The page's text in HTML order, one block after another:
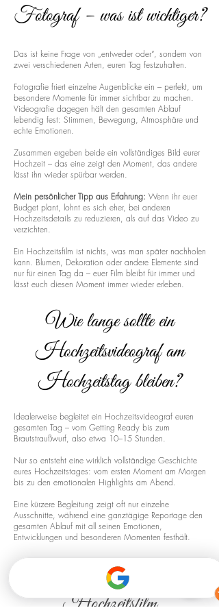
Fotograf – was ist wichtiger?
Das ist keine Frage von „entweder oder“, sondern von
zwei verschiedenen Arten, euren Tag festzuhalten.
Fotografie friert einzelne Augenblicke ein – perfekt, um
besondere Momente für immer sichtbar zu machen.
Videografie dagegen hält den gesamten Ablauf
lebendig fest: Stimmen, Bewegung, Atmosphäre und
echte Emotionen.
Zusammen ergeben beide ein vollständiges Bild eurer
Hochzeit – das eine zeigt den Moment, das andere
lässt ihn wieder spürbar werden.
Mein persönlicher Tipp aus Erfahrung: Wenn ihr euer
Budget plant, lohnt es sich eher, bei anderen
Hochzeitsdetails zu reduzieren, als auf das Video zu
verzichten.
Ein Hochzeitsfilm ist nichts, was man später nachholen
kann. Blumen, Dekoration oder andere Elemente sind
nur für einen Tag da – euer Film bleibt für immer und
lässt euch diesen Moment immer wieder erleben.
Wie lange sollte ein
Hochzeitsvideograf am
Hochzeitstag bleiben?
Idealerweise begleitet ein Hochzeitsvideograf euren
gesamten Tag – vom Getting Ready bis zum
Brautstraußwurf, also etwa 10–15 Stunden.
Nur so entsteht eine wirklich vollständige Geschichte
eures Hochzeitstages: vom ersten Moment am Morgen
bis zu den emotionalen Highlights am Abend.
Eine kürzere Begleitung zeigt oft nur einzelne
Ausschnitte, während eine ganztägige Reportage den
gesamten Ablauf mit all seinen Emotionen,
Entwicklungen und besonderen Momenten festhält.
Drohnenaufnahmen für euren